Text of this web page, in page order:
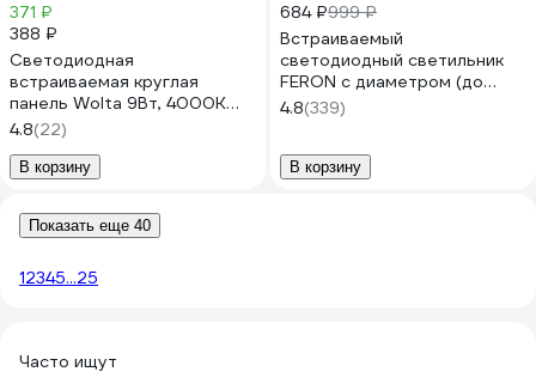
371 ₽
388 ₽
Светодиодная
встраиваемая круглая
панель Wolta 9Вт, 4000К
Дневной белый свет, IP40,
720лм, с регулировкой под
отверстие от 50 до 100 мм
4.8(22)
В корзину
684 ₽999 ₽
Встраиваемый
светодиодный светильник
FERON с диаметром (до
210мм) 20W 4000K,1600Lm,
белый, AL508 41023
4.8(339)
В корзину
Показать еще 40
12345...25
Часто ищут